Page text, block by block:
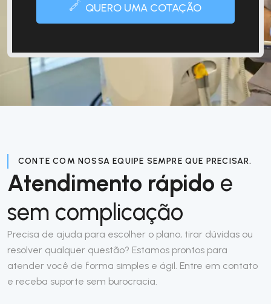
QUERO UMA COTAÇÃO
CONTE COM NOSSA EQUIPE SEMPRE QUE PRECISAR.
Atendimento rápido e
sem complicação
Precisa de ajuda para escolher o plano, tirar dúvidas ou
resolver qualquer questão? Estamos prontos para
atender você de forma simples e ágil. Entre em contato
e receba suporte sem burocracia.